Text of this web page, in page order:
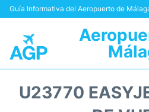
Guía Informativa del Aeropuerto de
U23770